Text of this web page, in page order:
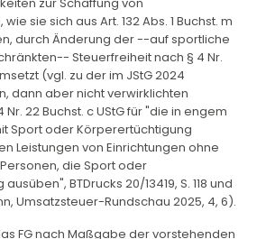
sie sich aus Art. 132 Abs. 1 Buchst. m
durch Änderung der --auf sportliche
Steuerfreiheit nach § 4 Nr.
(vgl. zu der im JStG 2024
dann aber nicht verwirklichten
22 Buchst. c UStG für "die in engem
Sport oder Körperertüchtigung
Leistungen von Einrichtungen ohne
die Sport oder
BTDrucks 20/13419, S. 118 und
Umsatzsteuer-Rundschau 2025, 4, 6).
FG nach Maßgabe der vorstehenden